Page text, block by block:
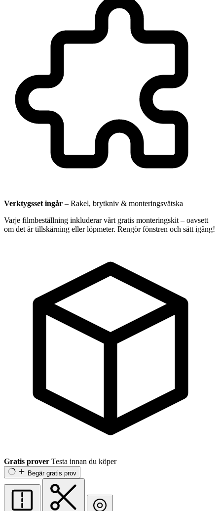
Verktygsset ingår – Rakel, brytkniv & monteringsvätska
Varje filmbeställning inkluderar vårt gratis monteringskit – oavsett
om det är tillskärning eller löpmeter. Rengör fönstren och sätt igång!
Gratis prover Testa innan du köper
Begär gratis prov